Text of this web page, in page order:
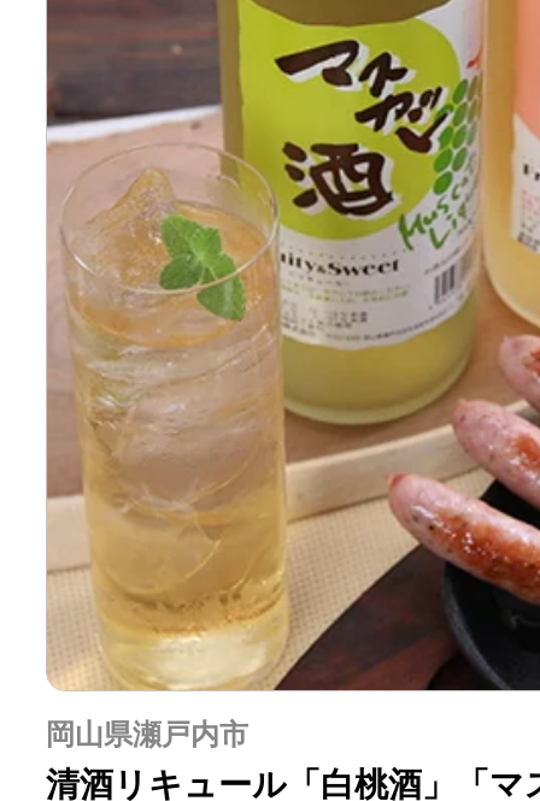
岡山県瀬戸内市
清酒リキュール「白桃酒」「マ